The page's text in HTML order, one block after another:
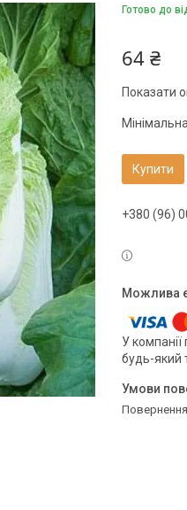
Готово до
64 ₴
Показати
Купити
+380 (96)
У
будь-який